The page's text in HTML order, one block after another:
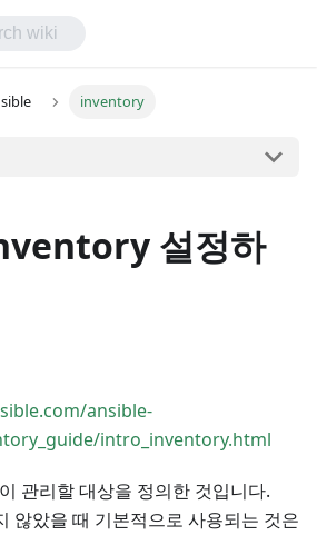
inventory
설정하
ansible-
intro_inventory.html
관리할 대상을 정의한 것입니다.
않았을 때 기본적으로 사용되는 것은